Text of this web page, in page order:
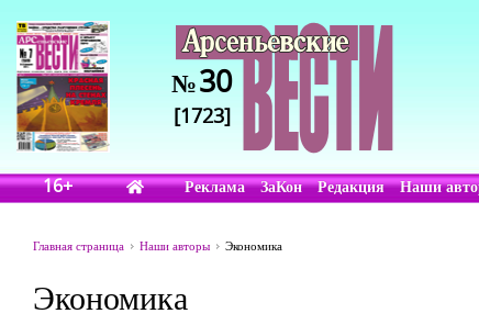
№30
[1723]
16+ Реклама ЗаКон Редакция Наши
Главная страница Наши авторы Экономика
Экономика